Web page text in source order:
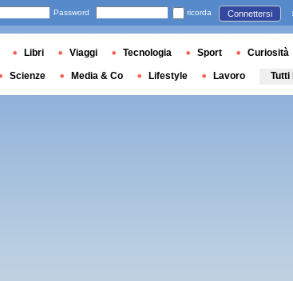
Password ricorda Connettersi
Libri Viaggi Tecnologia Sport Curiosità
Scienze Media & Co Lifestyle Lavoro Tutti